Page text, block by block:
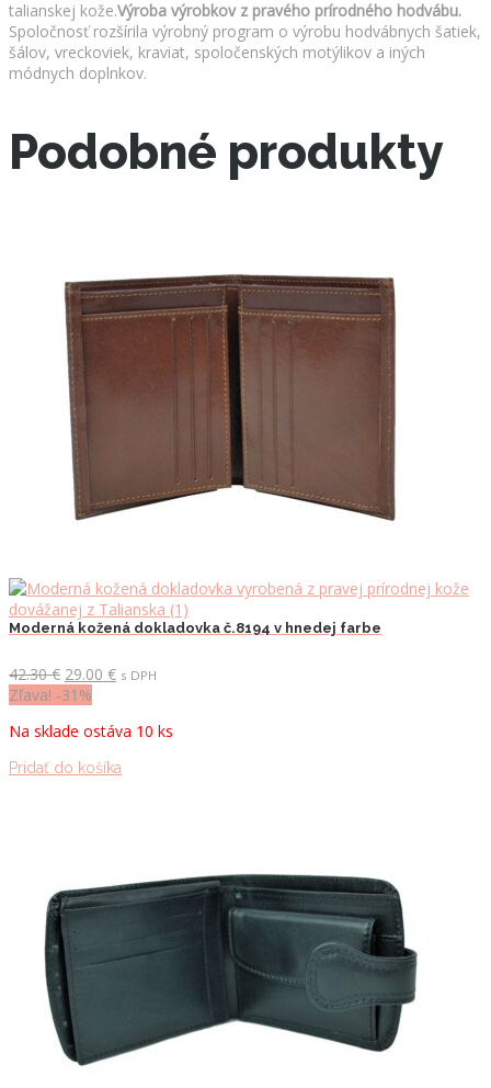
talianskej kože.Výroba výrobkov z pravého prírodného hodvábu.
Spoločnosť rozšírila výrobný program o výrobu hodvábnych šatiek,
šálov, vreckoviek, kraviat, spoločenských motýlikov a iných
módnych doplnkov.
Podobné produkty
Moderná kožená dokladovka č.8194 v hnedej farbe
42.30€ Pôvodná
cena
42.30 €.
29.00 €Aktuálna
29.00 €.
s DPH
Zľava! -31%
Na sklade ostáva 10 ks
Pridať do košíka